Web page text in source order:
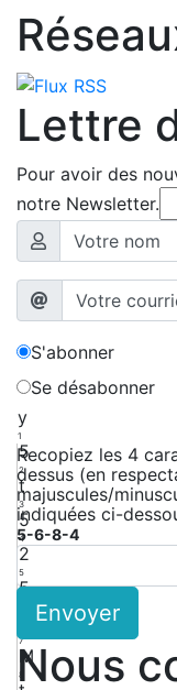
Lettre
Pour avoir des
notre Newsletter.
S'abonner
Se désabonner
y
1
5
2
t
3
5
4
2
5
5
7
M
8
Recopiez les 4
dessus (en
majuscules/
indiquées ci-
5-6-8-4
Envoyer
Nous